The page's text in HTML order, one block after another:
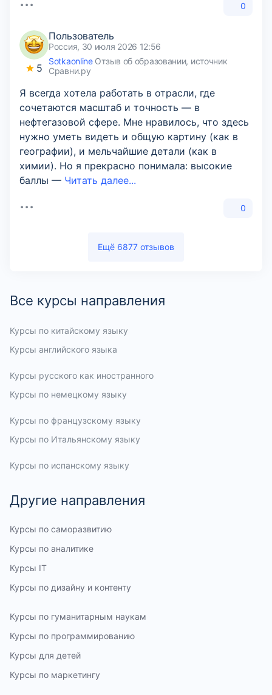
0
5
Пользователь
Россия, 30 июля 2026 12:56
SotkaonlineОтзыв об образовании, источник
Сравни.ру
Я всегда хотела работать в отрасли, где
сочетаются масштаб и точность — в
нефтегазовой сфере. Мне нравилось, что здесь
нужно уметь видеть и общую картину (как в
географии), и мельчайшие детали (как в
химии). Но я прекрасно понимала: высокие
баллы — Читать далее...
0
Ещё 6877 отзывов
Все курсы направления
Курсы по китайскому языку
Курсы английского языка
Курсы русского как иностранного
Курсы по немецкому языку
Курсы по французскому языку
Курсы по Итальянскому языку
Курсы по испанскому языку
Другие направления
Курсы по саморазвитию
Курсы по аналитике
Курсы IT
Курсы по дизайну и контенту
Курсы по гуманитарным наукам
Курсы по программированию
Курсы для детей
Курсы по маркетингу